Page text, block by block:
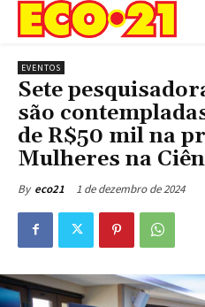
EVENTOS
Sete
são
de R$50 mil na
Mulheres na
By eco21 1 de dezembro de 2024